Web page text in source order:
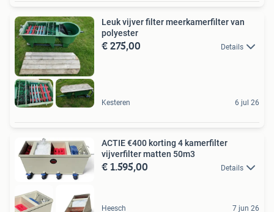
Leuk vijver filter meerkamerfilter van
polyester
€ 275,00 Details
Kesteren 6 jul 26
ACTIE €400 korting 4 kamerfilter
vijverfilter matten 50m3
€ 1.595,00 Details
Heesch 7 jun 26